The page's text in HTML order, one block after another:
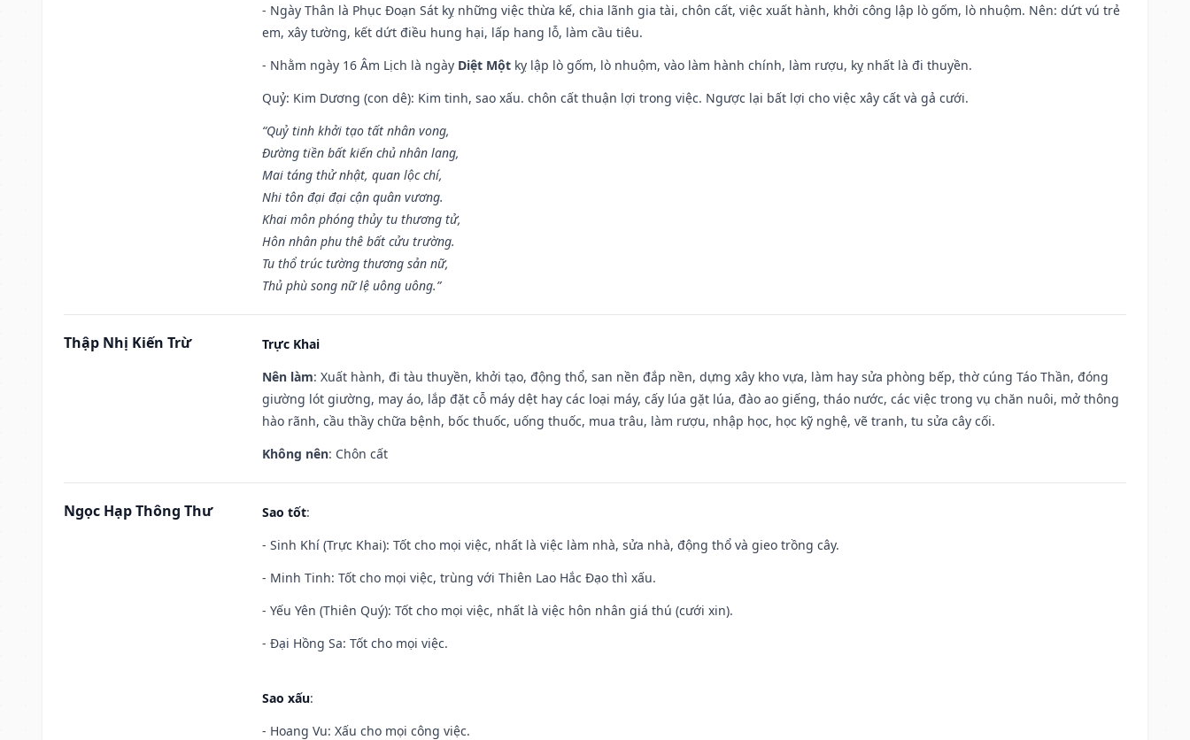
- Ngày Thân là Phục Đoạn Sát kỵ những việc thừa kế, chia lãnh gia tài, chôn cất, việc xuất hành, khởi công lập lò gốm, lò nhuộm. Nên: dứt vú trẻ
em, xây tường, kết dứt điều hung hại, lấp hang lỗ, làm cầu tiêu.
- Nhằm ngày 16 Âm Lịch là ngày Diệt Một kỵ lập lò gốm, lò nhuộm, vào làm hành chính, làm rượu, kỵ nhất là đi thuyền.
Quỷ: Kim Dương (con dê): Kim tinh, sao xấu. chôn cất thuận lợi trong việc. Ngược lại bất lợi cho việc xây cất và gả cưới.
“Quỷ tinh khởi tạo tất nhân vong,
Đường tiền bất kiến chủ nhân lang,
Mai táng thử nhật, quan lộc chí,
Nhi tôn đại đại cận quân vương.
Khai môn phóng thủy tu thương tử,
Hôn nhân phu thê bất cửu trường.
Tu thổ trúc tường thương sản nữ,
Thủ phù song nữ lệ uông uông.”
Thập Nhị Kiến Trừ
Trực Khai
Nên làm: Xuất hành, đi tàu thuyền, khởi tạo, động thổ, san nền đắp nền, dựng xây kho vựa, làm hay sửa phòng bếp, thờ cúng Táo Thần, đóng
giường lót giường, may áo, lắp đặt cỗ máy dệt hay các loại máy, cấy lúa gặt lúa, đào ao giếng, tháo nước, các việc trong vụ chăn nuôi, mở thông
hào rãnh, cầu thầy chữa bệnh, bốc thuốc, uống thuốc, mua trâu, làm rượu, nhập học, học kỹ nghệ, vẽ tranh, tu sửa cây cối.
Không nên: Chôn cất
Ngọc Hạp Thông Thư Sao tốt:
- Sinh Khí (Trực Khai): Tốt cho mọi việc, nhất là việc làm nhà, sửa nhà, động thổ và gieo trồng cây.
- Minh Tinh: Tốt cho mọi việc, trùng với Thiên Lao Hắc Đạo thì xấu.
- Yếu Yên (Thiên Quý): Tốt cho mọi việc, nhất là việc hôn nhân giá thú (cưới xin).
- Đại Hồng Sa: Tốt cho mọi việc.
Sao xấu:
- Hoang Vu: Xấu cho mọi công việc.